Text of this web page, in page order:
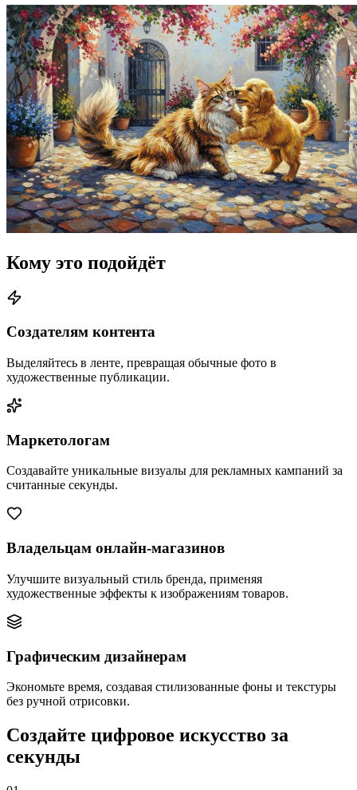
Кому это подойдёт
Создателям контента
Выделяйтесь в ленте, превращая обычные фото в
художественные публикации.
Маркетологам
Создавайте уникальные визуалы для рекламных кампаний за
считанные секунды.
Владельцам онлайн-магазинов
Улучшите визуальный стиль бренда, применяя
художественные эффекты к изображениям товаров.
Графическим дизайнерам
Экономьте время, создавая стилизованные фоны и текстуры
без ручной отрисовки.
Создайте цифровое искусство за
секунды